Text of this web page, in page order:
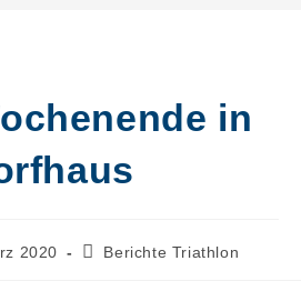
in
2020
Beitrags-
Berichte Triathlon